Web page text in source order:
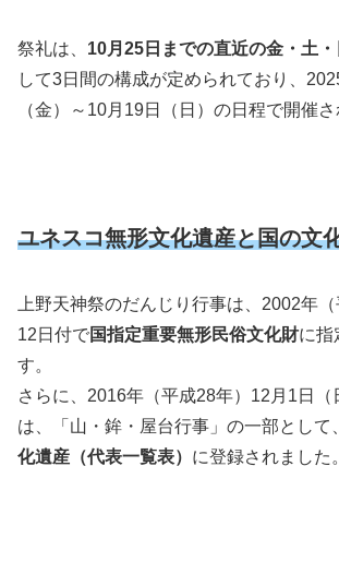
祭礼は、 10月25日までの直近の金・土・
して3日間の構成が定められており、
（金）～10月19日（日）の日程で開催さ
ユネスコ無形文化遺産と国の文
上野天神祭のだんじり行事は、2002年
12日付で国指定重要無形民俗文化財に指
す。
さらに、2016年（平成28年）12月1日（
は、「山・鉾・屋台行事」の一部として、
化遺産（代表一覧表） に登録されました。